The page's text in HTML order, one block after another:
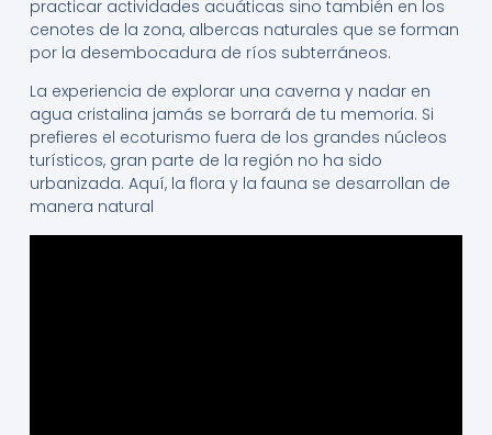
practicar actividades acuáticas sino también en los
cenotes de la zona, albercas naturales que se forman
por la desembocadura de ríos subterráneos.
La experiencia de explorar una caverna y nadar en
agua cristalina jamás se borrará de tu memoria. Si
prefieres el ecoturismo fuera de los grandes núcleos
turísticos, gran parte de la región no ha sido
urbanizada. Aquí, la flora y la fauna se desarrollan de
manera natural